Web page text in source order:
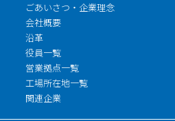
ごあいさつ・企業理念
会社概要
沿革
役員一覧
営業拠点一覧
工場所在地一覧
関連企業